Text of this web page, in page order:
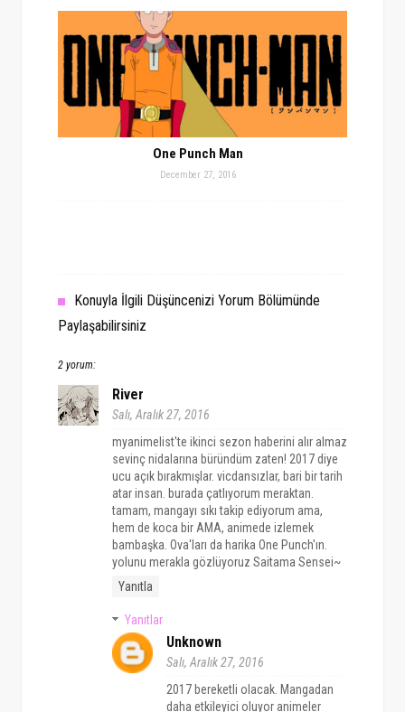
One Punch Man
December 27, 2016
Konuyla İlgili Düşüncenizi Yorum Bölümünde
Paylaşabilirsiniz
2 yorum:
River
Salı, Aralık 27, 2016
myanimelist'te ikinci sezon haberini alır almaz
sevinç nidalarına büründüm zaten! 2017 diye
ucu açık bırakmışlar. vicdansızlar, bari bir tarih
atar insan. burada çatlıyorum meraktan.
tamam, mangayı sıkı takip ediyorum ama,
hem de koca bir AMA, animede izlemek
bambaşka. Ova'ları da harika One Punch'ın.
yolunu merakla gözlüyoruz Saitama Sensei~
Yanıtla
Yanıtlar
Unknown
Salı, Aralık 27, 2016
2017 bereketli olacak. Mangadan
daha etkileyici oluyor animeler